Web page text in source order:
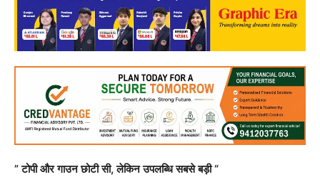
” टोपी और गाउन छोटी सी, लेकिन उपलब्धि सबसे बड़ी “